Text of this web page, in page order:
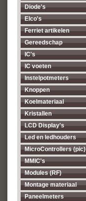
Diode's
Elco's
Ferriet artikelen
Gereedschap
IC's
IC voeten
Instelpotmeters
Knoppen
Koelmateriaal
Kristallen
LCD Display's
Led en ledhouders
MicroControllers (pic)
MMIC's
Modules (RF)
Montage materiaal
Paneelmeters